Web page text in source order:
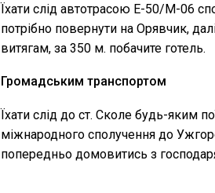
Їхати слід автотрасою Е-50/М-06
потрібно повернути на Орявчик,
витягам, за 350 м. побачите готель.
Громадським транспортом
Їхати слід до ст. Сколе будь-яким
міжнародного сполучення до
попередньо домовитись з